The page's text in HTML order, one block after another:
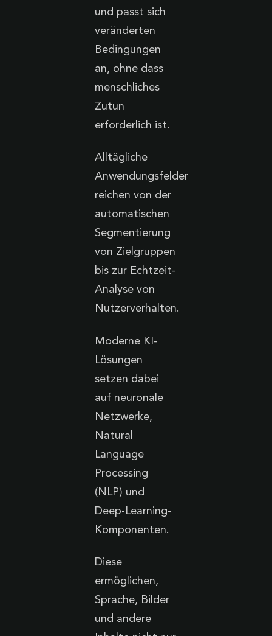
und passt sich
veränderten
Bedingungen
an, ohne dass
menschliches
Zutun
erforderlich ist.
Alltägliche
Anwendungsfelder
reichen von der
automatischen
Segmentierung
von Zielgruppen
bis zur Echtzeit-
Analyse von
Nutzerverhalten.
Moderne KI-
Lösungen
setzen dabei
auf neuronale
Netzwerke,
Natural
Language
Processing
(NLP) und
Deep-Learning-
Komponenten.
Diese
ermöglichen,
Sprache, Bilder
und andere